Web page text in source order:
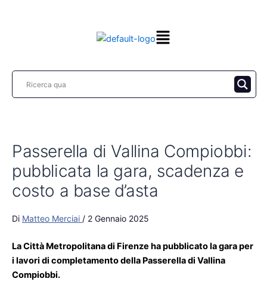
Passerella di Vallina Compiobbi:
pubblicata la gara, scadenza e
costo a base d’asta
Di Matteo Merciai / 2 Gennaio 2025
La Città Metropolitana di Firenze ha pubblicato la gara per
i lavori di completamento della Passerella di Vallina
Compiobbi.